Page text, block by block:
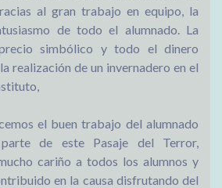
al gran trabajo en equipo, la
de todo el alumnado. La
simbólico y todo el dinero
realización de un invernadero en el
el buen trabajo del alumnado
de este Pasaje del Terror,
cariño a todos los alumnos y
en la causa disfrutando del